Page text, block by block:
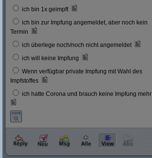
ich bin 1x geimpft
ich bin zur Impfung angemeldet, aber noch kein
Termin
ich überlege noch/noch nicht angemeldet
ich will keine Impfung
Wenn verfügbar private Impfung mit Wahl des
Impfstoffes
ich hatte Corona und brauch keine Impfung mehr